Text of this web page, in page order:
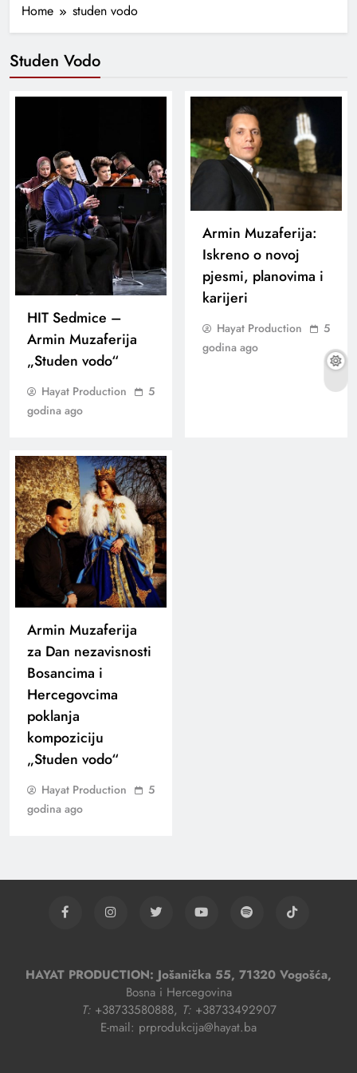
Home studen vodo
Studen Vodo
HIT Sedmice –
Armin Muzaferija
„Studen vodo“
Hayat Production
5
godina ago
Armin Muzaferija:
Iskreno o novoj
pjesmi, planovima i
karijeri
Hayat Production
5
godina ago
Armin Muzaferija
za Dan nezavisnosti
Bosancima i
Hercegovcima
poklanja
kompoziciju
„Studen vodo“
Hayat Production
5
godina ago
HAYAT PRODUCTION: Jošanička 55, 71320 Vogošća,
Bosna i Hercegovina
T:+38733580888, T:+38733492907
E-mail: prprodukcija@hayat.ba